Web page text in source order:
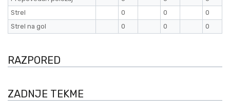
Strel
0 0
0
Strel na gol
0 0 0
RAZPORED
ZADNJE TEKME